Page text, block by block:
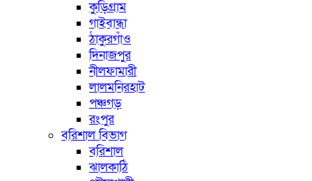
কুড়িগ্রাম
গাইবান্ধা
ঠাকুরগাঁও
দিনাজপুর
নীলফামারী
লালমনিরহাট
পঞ্চগড়
রংপুর
বরিশাল বিভাগ
বরিশাল
ঝালকাঠি